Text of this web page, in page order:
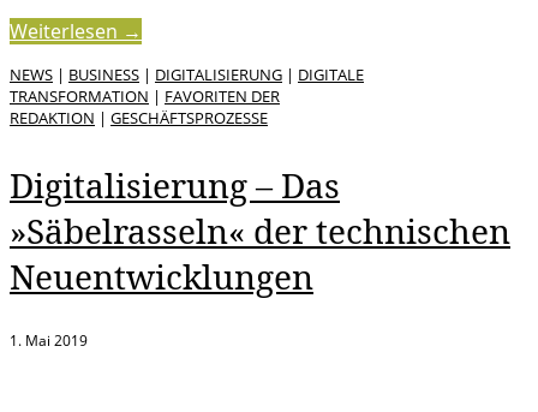
Weiterlesen →
NEWS | BUSINESS | DIGITALISIERUNG | DIGITALE
TRANSFORMATION | FAVORITEN DER
REDAKTION | GESCHÄFTSPROZESSE
Digitalisierung – Das
»Säbelrasseln« der technischen
Neuentwicklungen
1. Mai 2019